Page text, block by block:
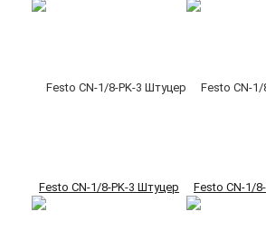
Festo CN-1/8-PK-3 Штуцер Festo CN-1/